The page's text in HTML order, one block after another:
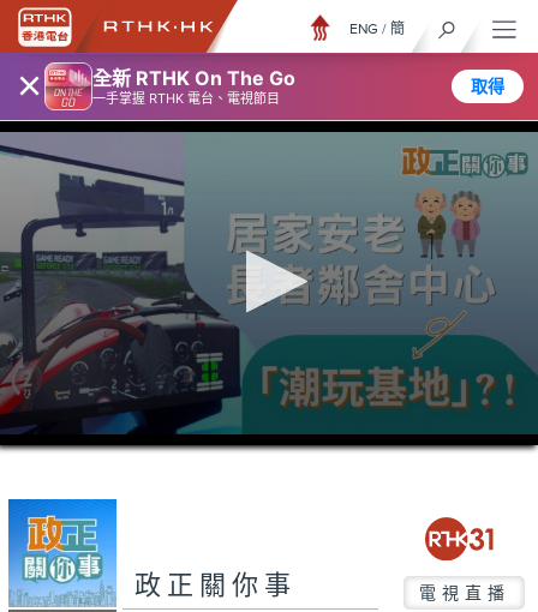
× 全新 RTHK On The Go
一手掌握 RTHK 電台、電視節目
取得
ENG / 簡
0
seconds
minutes,
seconds
政正關你事 電視直播